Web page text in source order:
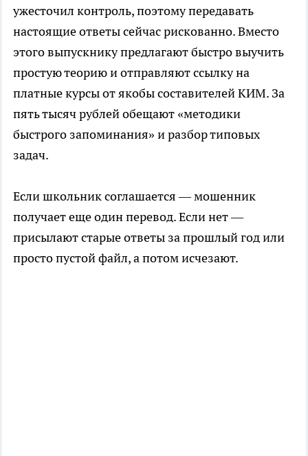
ужесточил контроль, поэтому передавать
настоящие ответы сейчас рискованно. Вместо
этого выпускнику предлагают быстро выучить
простую теорию и отправляют ссылку на
платные курсы от якобы составителей КИМ. За
пять тысяч рублей обещают «методики
быстрого запоминания» и разбор типовых
задач.
Если школьник соглашается — мошенник
получает еще один перевод. Если нет —
присылают старые ответы за прошлый год или
просто пустой файл, а потом исчезают.